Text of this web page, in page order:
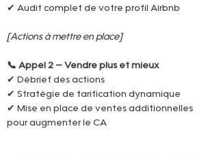
✔ Audit complet de votre profil Airbnb
[Actions à mettre en place]
📞 Appel 2 – Vendre plus et mieux
✔ Débrief des actions
✔ Stratégie de tarification dynamique
✔ Mise en place de ventes additionnelles
pour augmenter le CA